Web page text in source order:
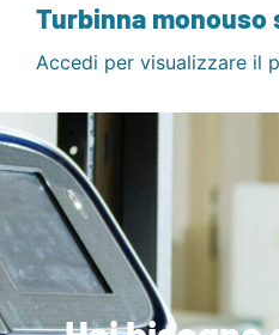
Turbinna monouso
Accedi per visualizzare il